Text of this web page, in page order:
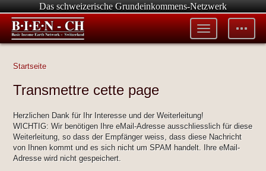
Das schweizerische Grundeinkommens-Netzwerk
Toggle
tools
Toggle
menu
Startseite
Transmettre cette page
Herzlichen Dank für Ihr Interesse und der Weiterleitung!
WICHTIG: Wir benötigen Ihre eMail-Adresse ausschliesslich für diese
Weiterleitung, so dass der Empfänger weiss, dass diese Nachricht
von Ihnen kommt und es sich nicht um SPAM handelt. Ihre eMail-
Adresse wird nicht gespeichert.